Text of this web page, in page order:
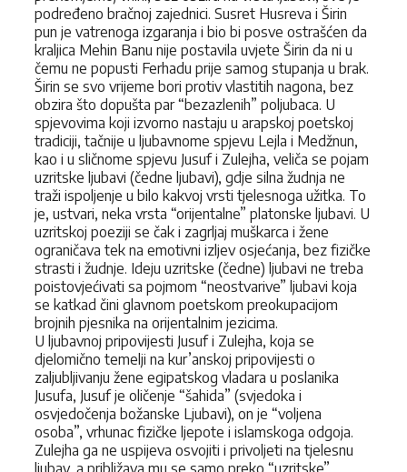
podređeno bračnoj zajednici. Susret Husreva i Širin
pun je vatrenoga izgaranja i bio bi posve ostrašćen da
kraljica Mehin Banu nije postavila uvjete Širin da ni u
čemu ne popusti Ferhadu prije samog stupanja u brak.
Širin se svo vrijeme bori protiv vlastitih nagona, bez
obzira što dopušta par “bezazlenih” poljubaca. U
spjevovima koji izvorno nastaju u arapskoj poetskoj
tradiciji, tačnije u ljubavnome spjevu Lejla i Medžnun,
kao i u sličnome spjevu Jusuf i Zulejha, veliča se pojam
uzritske ljubavi (čedne ljubavi), gdje silna žudnja ne
traži ispoljenje u bilo kakvoj vrsti tjelesnoga užitka. To
je, ustvari, neka vrsta “orijentalne” platonske ljubavi. U
uzritskoj poeziji se čak i zagrljaj muškarca i žene
ograničava tek na emotivni izljev osjećanja, bez fizičke
strasti i žudnje. Ideju uzritske (čedne) ljubavi ne treba
poistovjećivati sa pojmom “neostvarive” ljubavi koja
se katkad čini glavnom poetskom preokupacijom
brojnih pjesnika na orijentalnim jezicima.
U ljubavnoj pripovijesti Jusuf i Zulejha, koja se
djelomično temelji na kur’anskoj pripovijesti o
zaljubljivanju žene egipatskog vladara u poslanika
Jusufa, Jusuf je oličenje “šahida” (svjedoka i
osvjedočenja božanske Ljubavi), on je “voljena
osoba”, vrhunac fizičke ljepote i islamskoga odgoja.
Zulejha ga ne uspijeva osvojiti i privoljeti na tjelesnu